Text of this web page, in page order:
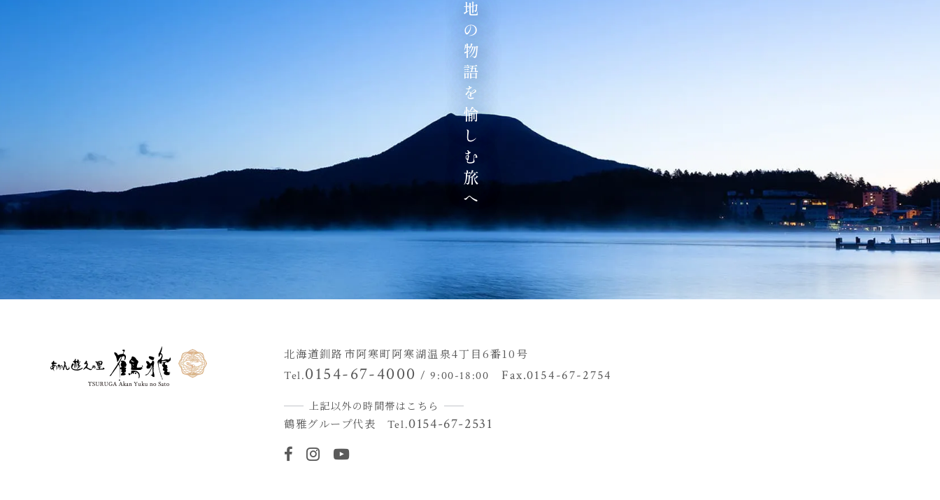
地の物語を愉しむ旅へ
北海道釧路市阿寒町阿寒湖温泉4丁目6番10号
Tel.0154-67-4000 / 9:00-18:00 Fax.0154-67-2754
上記以外の時間帯はこちら
鶴雅グループ代表 Tel.0154-67-2531